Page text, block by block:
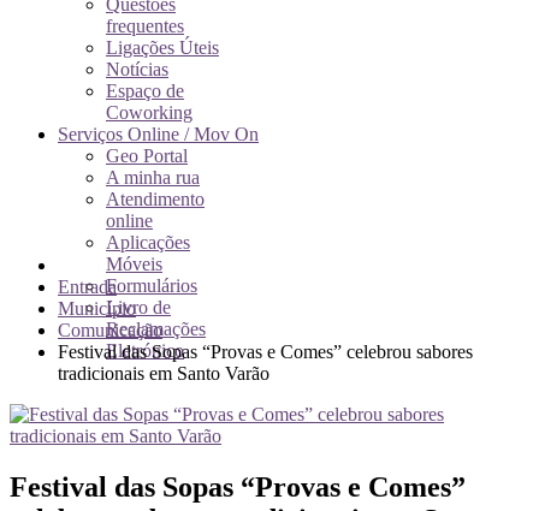
Questões
frequentes
Ligações Úteis
Notícias
Espaço de
Coworking
Serviços Online / Mov On
Geo Portal
A minha rua
Atendimento
online
Aplicações
Móveis
Formulários
Livro de
Reclamações
Eletrónico
Entrada
Município
Comunicação
Festival das Sopas “Provas e Comes” celebrou sabores
tradicionais em Santo Varão
Festival das Sopas “Provas e Comes”